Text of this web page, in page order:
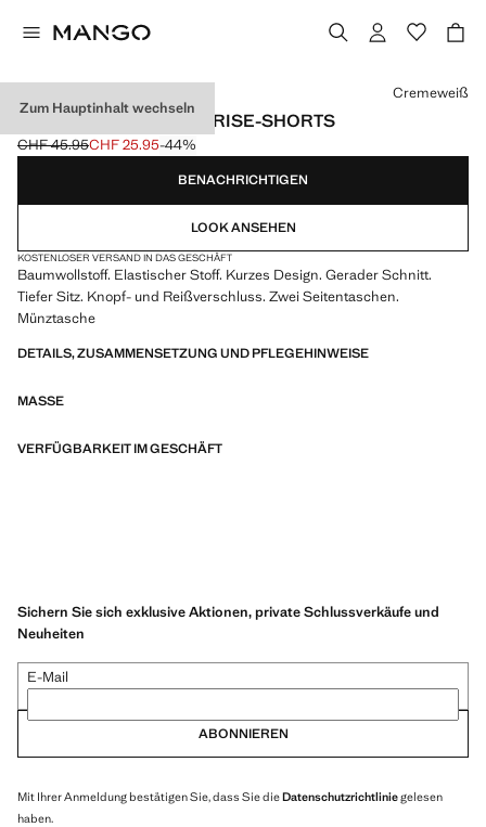
Zum Hauptinhalt wechseln
AUSGEFRANSTE LOW-RISE-SHORTS
Ausgangspreis durchgestrichen [CHF 45.95 ]
CHF 45.95
Aktueller Preis [CHF 25.95 ]
CHF 25.95-44%
Wählen Sie eine Farbe
Cremeweiß
BENACHRICHTIGEN
LOOK ANSEHEN
KOSTENLOSER VERSAND IN DAS GESCHÄFT
Baumwollstoff. Elastischer Stoff. Kurzes Design. Gerader Schnitt.
Tiefer Sitz. Knopf- und Reißverschluss. Zwei Seitentaschen.
Münztasche
DETAILS, ZUSAMMENSETZUNG UND PFLEGEHINWEISE
MASSE
VERFÜGBARKEIT IM GESCHÄFT
Sichern Sie sich exklusive Aktionen, private Schlussverkäufe und
Neuheiten
E-Mail
ABONNIEREN
Mit Ihrer Anmeldung bestätigen Sie, dass Sie dieDatenschutzrichtliniegelesen
haben.